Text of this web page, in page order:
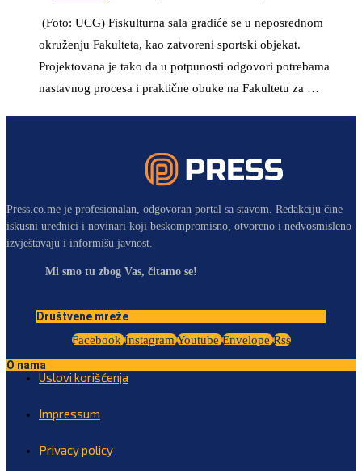
(Foto: UCG) Fiskulturna sala gradiće se u neposrednom
okruženju Fakulteta, kao zatvoreni sportski objekat.
Projektovana je tako da u potpunosti odgovori potrebama
nastavnog procesa i praktične obuke na Fakultetu za …
Press.co.me je profesionalan, odgovoran portal sa stavom. Redakciju čine
iskusni urednici i novinari koji beskompromisno, otvoreno i nedvosmisleno
izvještavaju i informišu javnost.
Mi smo tu zbog Vas, čitamo se!
Društvene mreže
Facebook Instagram Youtube Envelope Rss
O nama
Uslovi korišćenja
Impressum
Privacy policy